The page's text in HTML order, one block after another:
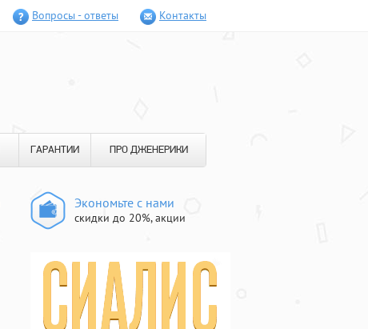
Вопросы - ответы Контакты
ГАРАНТИИ ПРО ДЖЕНЕРИКИ
Экономьте с нами
скидки до 20%, акции